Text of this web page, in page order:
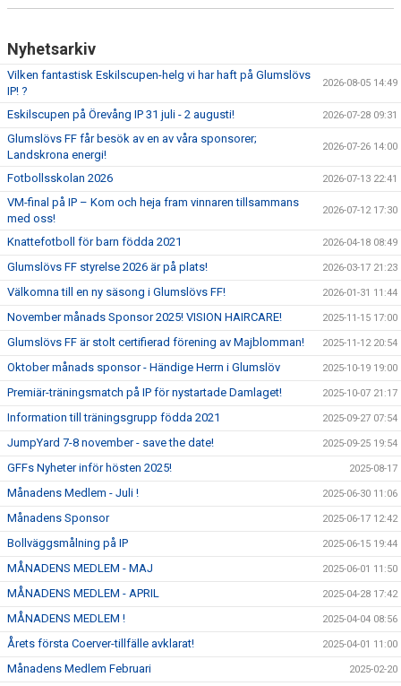
Nyhetsarkiv
Vilken fantastisk Eskilscupen-helg vi har haft på Glumslövs
IP! ?
2026-08-05 14:49
Eskilscupen på Örevång IP 31 juli - 2 augusti! 2026-07-28 09:31
Glumslövs FF får besök av en av våra sponsorer;
Landskrona energi!
2026-07-26 14:00
Fotbollsskolan 2026 2026-07-13 22:41
VM-final på IP – Kom och heja fram vinnaren tillsammans
med oss!
2026-07-12 17:30
Knattefotboll för barn födda 2021 2026-04-18 08:49
Glumslövs FF styrelse 2026 är på plats! 2026-03-17 21:23
Välkomna till en ny säsong i Glumslövs FF! 2026-01-31 11:44
November månads Sponsor 2025! VISION HAIRCARE! 2025-11-15 17:00
Glumslövs FF är stolt certifierad förening av Majblomman! 2025-11-12 20:54
Oktober månads sponsor - Händige Herrn i Glumslöv 2025-10-19 19:00
Premiär-träningsmatch på IP för nystartade Damlaget! 2025-10-07 21:17
Information till träningsgrupp födda 2021 2025-09-27 07:54
JumpYard 7-8 november - save the date! 2025-09-25 19:54
GFFs Nyheter inför hösten 2025! 2025-08-17
Månadens Medlem - Juli ! 2025-06-30 11:06
Månadens Sponsor 2025-06-17 12:42
Bollväggsmålning på IP 2025-06-15 19:44
MÅNADENS MEDLEM - MAJ 2025-06-01 11:50
MÅNADENS MEDLEM - APRIL 2025-04-28 17:42
MÅNADENS MEDLEM ! 2025-04-04 08:56
Årets första Coerver-tillfälle avklarat! 2025-04-01 11:00
Månadens Medlem Februari 2025-02-20